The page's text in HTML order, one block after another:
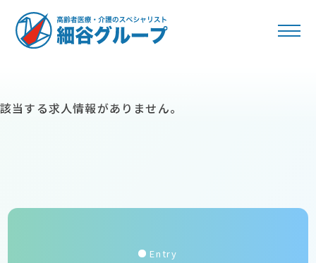
該当する求人情報がありません。
Entry